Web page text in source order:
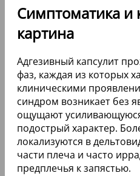
Симптоматика и
картина
Адгезивный капсулит
фаз, каждая из которых
клиническими
синдром возникает без
ощущают
подострый характер.
локализуются в
части плеча и часто
предплечья к запястью.